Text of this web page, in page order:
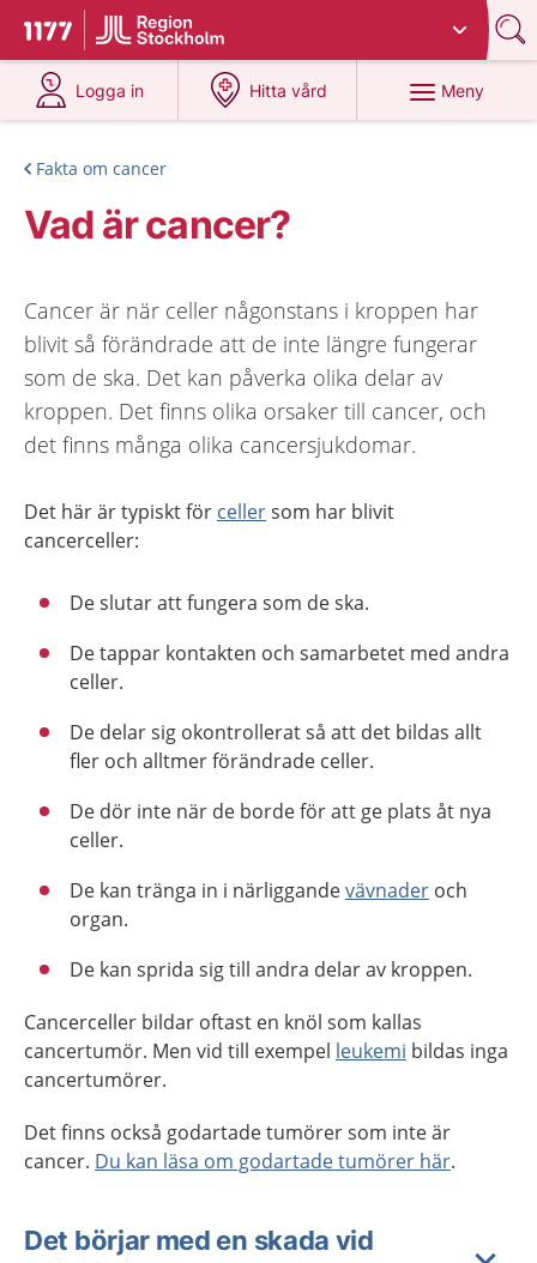
Till startsidan för 1177
Du har valt region
Logga in
på 1177.se
Hitta vård
på 1177.se
Meny
Fakta om cancer
Vad är cancer?
Cancer är när celler någonstans i kroppen har
blivit så förändrade att de inte längre fungerar
som de ska. Det kan påverka olika delar av
kroppen. Det finns olika orsaker till cancer, och
det finns många olika cancersjukdomar.
Det här är typiskt för cellersom har blivit
cancerceller:
De slutar att fungera som de ska.
De tappar kontakten och samarbetet med andra
celler.
De delar sig okontrollerat så att det bildas allt
fler och alltmer förändrade celler.
De dör inte när de borde för att ge plats åt nya
celler.
De kan tränga in i närliggandevävnader och
organ.
De kan sprida sig till andra delar av kroppen.
Cancerceller bildar oftast en knöl som kallas
cancertumör. Men vid till exempel leukemi bildas inga
cancertumörer.
Det finns också godartade tumörer som inte är
cancer. Du kan läsa om godartade tumörer här.
Det börjar med en skada vid